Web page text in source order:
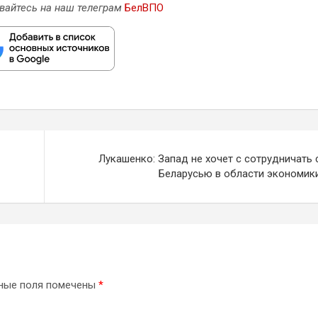
на наш телеграм БелВПО
Лукашенко: Запад не хочет с сотрудничать
Беларусью в области
поля помечены *